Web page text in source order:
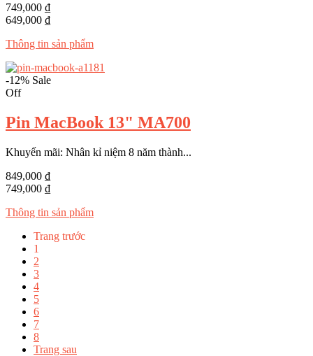
749,000 ₫
649,000 ₫
Thông tin sản phẩm
-12% Sale
Off
Pin MacBook 13" MA700
Khuyến mãi: Nhân kỉ niệm 8 năm thành...
849,000 ₫
749,000 ₫
Thông tin sản phẩm
Trang trước
1
2
3
4
5
6
7
8
Trang sau